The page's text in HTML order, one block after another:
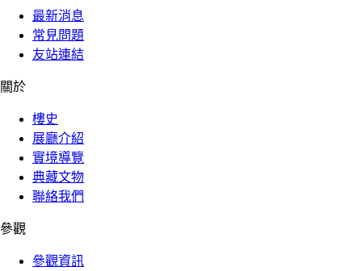
最新消息
常見問題
友站連結
關於
樓史
展廳介紹
實境導覽
典藏文物
聯絡我們
參觀
參觀資訊